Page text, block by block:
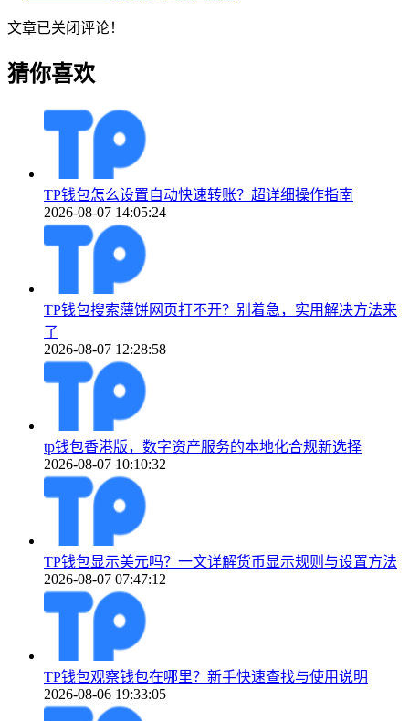
文章已关闭评论！
猜你喜欢
TP钱包怎么设置自动快速转账？超详细操作指南
2026-08-07 14:05:24
TP钱包搜索薄饼网页打不开？别着急，实用解决方法来
了
2026-08-07 12:28:58
tp钱包香港版，数字资产服务的本地化合规新选择
2026-08-07 10:10:32
TP钱包显示美元吗？一文详解货币显示规则与设置方法
2026-08-07 07:47:12
TP钱包观察钱包在哪里？新手快速查找与使用说明
2026-08-06 19:33:05